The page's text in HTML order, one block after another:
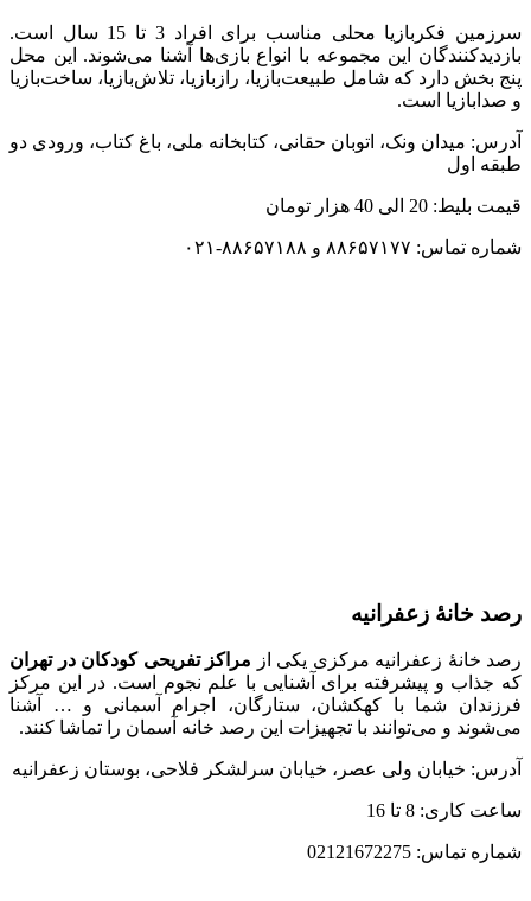
سرزمین فکربازیا محلی مناسب برای افراد 3 تا 15 سال است.
بازدیدکنندگان این مجموعه با انواع بازی‌ها آشنا می‌شوند. این محل
پنج بخش دارد که شامل طبیعت‌بازیا، راز‌بازیا، تلاش‌بازیا، ساخت‌بازیا
و صدا‌بازیا است.
آدرس: میدان ونک، اتوبان حقانی، کتابخانه ملی، باغ کتاب، ‏ورودی دو
طبقه اول
قیمت بلیط: 20 الی 40 هزار تومان
شماره تماس: ۸۸۶۵۷۱۷۷ و ۸۸۶۵۷۱۸۸-۰۲۱
رصد خانۀ زعفرانیه
رصد خانۀ زعفرانیه مرکزی یکی از مراکز تفریحی کودکان در تهران
که جذاب و پیشرفته برای آشنایی با علم نجوم است. در این مرکز
فرزندان شما با کهکشان، ستارگان، اجرام آسمانی و … آشنا
می‌شوند و می‌‌توانند با تجهیزات این رصد خانه آسمان را تماشا کنند.
آدرس: خیابان ولی عصر، خیابان سرلشکر فلاحی، بوستان زعفرانیه
ساعت کاری: 8 تا 16
شماره تماس: 02121672275